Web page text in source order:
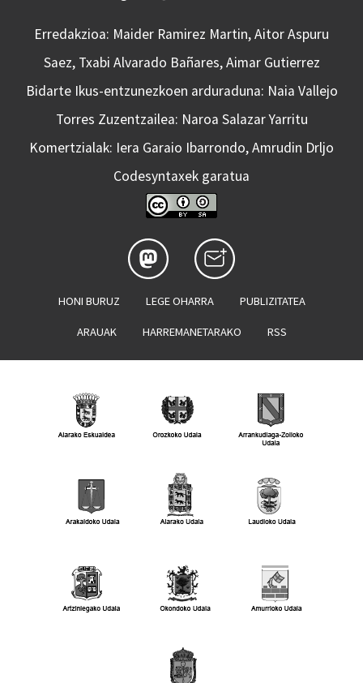
Erredakzioa: Maider Ramirez Martin, Aitor Aspuru
Saez, Txabi Alvarado Bañares, Aimar Gutierrez
Bidarte Ikus-entzunezkoen arduraduna: Naia Vallejo
Torres Zuzentzailea: Naroa Salazar Yarritu
Komertzialak: Iera Garaio Ibarrondo, Amrudin Drljo
Codesyntaxek garatua
HONI BURUZ LEGE OHARRA PUBLIZITATEA
ARAUAK HARREMANETARAKO RSS